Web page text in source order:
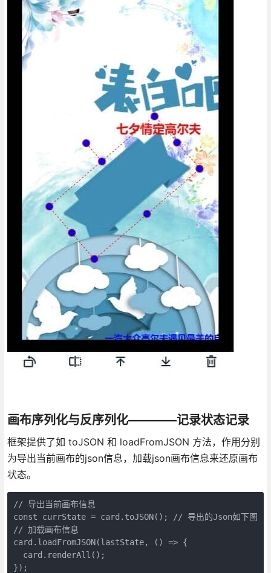
画布序列化与反序列化————记录状态记录
框架提供了如 toJSON 和 loadFromJSON 方法，作用分别
为导出当前画布的json信息，加载json画布信息来还原画布
状态。
// 导出当前画布信息
const currState = card.toJSON(); // 导出的Json如下图
// 加载画布信息
card.loadFromJSON(lastState, () => {
  card.renderAll();
});